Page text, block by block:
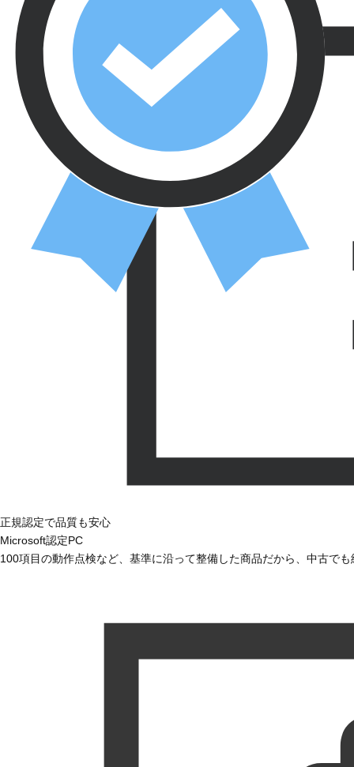
正規認定で品質も安心
Microsoft認定PC
100項目の動作点検など、基準に沿って整備した商品だから、中古で